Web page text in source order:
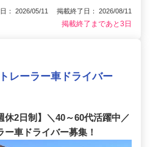
： 2026/05/11 掲載終了日： 2026/08/11
掲載終了まであと3日
レーラー車ドライバー
休2日制】＼40～60代活躍中／
車ドライバー募集！